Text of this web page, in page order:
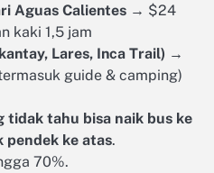
Aguas Calientes → $24
kaki 1,5 jam
Lares, Inca Trail) →
guide & camping)
tidak tahu bisa naik bus ke
pendek ke atas.
70%.